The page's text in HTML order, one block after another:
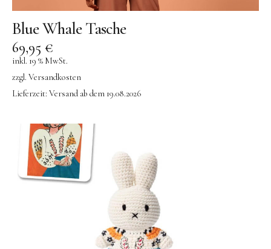
Blue Whale Tasche
69,95 €
inkl. 19 % MwSt.
zzgl. Versandkosten
Lieferzeit: Versand ab dem 19.08.2026